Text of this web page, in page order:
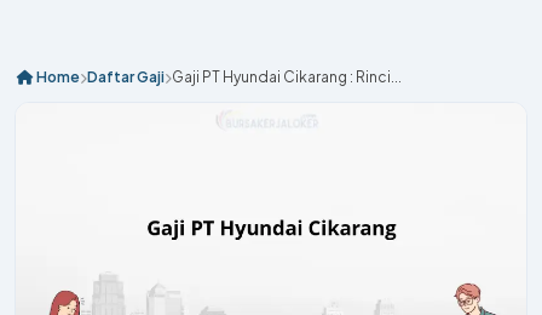
Home Daftar Gaji Gaji PT Hyundai Cikarang : Rinci...